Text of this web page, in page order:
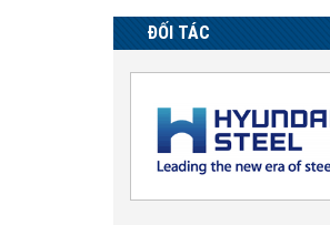
ĐỐI TÁC